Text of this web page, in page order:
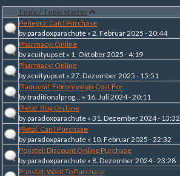
Topic / Topic starter
Penegra: Can I Purchase
byparadoxparachute » 2. Februar 2025 - 20:44
Pharmacy: Online
byacuityupset » 1. Oktober 2025 - 4:19
Pharmacy: Online
byacuityupset » 27. Dezember 2025 - 15:51
Plaquenil: Fibromyalgia Cost For
bytraditionalprog... » 16. Juli 2024 - 20:11
Pletal: Buy On Line
byparadoxparachute » 31. Dezember 2024 - 13:32
Pletal: Can I Purchase
byparadoxparachute » 10. Februar 2025 - 22:32
Ponstel: Discount Online Purchase
byparadoxparachute » 8. Dezember 2024 - 23:28
Ponstel: Want To Purchase